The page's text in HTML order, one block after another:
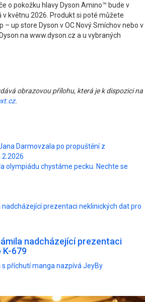
o pokožku hlavy Dyson Amino™ bude v
květnu 2026. Produkt si poté můžete
– up store Dyson v OC Nový Smíchov nebo v
na www.dyson.cz a u vybraných
obrazovou přílohu, která je k dispozici na
.
Darmovzala po propuštění z
olympiádu chystáme pecku. Nechte se
prezentaci neklinických dat pro
nadcházející prezentaci
K-679
příchutí manga nazpívá JeyBy